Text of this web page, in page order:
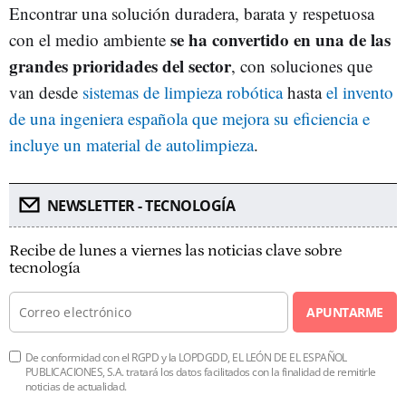
Encontrar una solución duradera, barata y respetuosa
con el medio ambiente se ha convertido en una de las
grandes prioridades del sector, con soluciones que
van desde sistemas de limpieza robóticahastael invento
de una ingeniera española que mejora su eficiencia e
incluye un material de autolimpieza.
NEWSLETTER - TECNOLOGÍA
Recibe de lunes a viernes las noticias clave sobre
tecnología
APUNTARME
De conformidad con el RGPD y la LOPDGDD, EL LEÓN DE EL ESPAÑOL
PUBLICACIONES, S.A. tratará los datos facilitados con la finalidad de remitirle
noticias de actualidad.